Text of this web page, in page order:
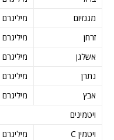
מגנזיום
מיליגרם
זרחן
מיליגרם
אשלגן
מיליגרם
נתרן
מיליגרם
אבץ
מיליגרם
ויטמינים
ויטמין C
מיליגרם